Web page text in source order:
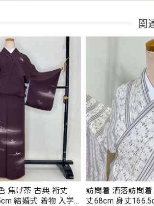
関
焦げ茶 古典 裄丈
結婚式 着物 入学
訪問着 洒落訪問
丈68cm 身丈